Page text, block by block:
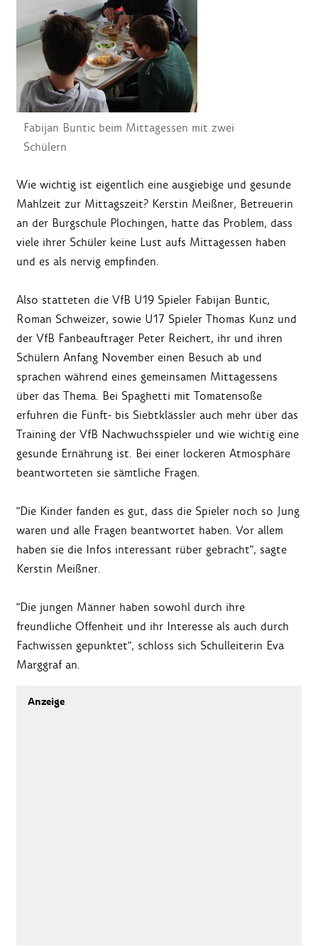
Fabijan Buntic beim Mittagessen mit zwei
Schülern
Wie wichtig ist eigentlich eine ausgiebige und gesunde
Mahlzeit zur Mittagszeit? Kerstin Meißner, Betreuerin
an der Burgschule Plochingen, hatte das Problem, dass
viele ihrer Schüler keine Lust aufs Mittagessen haben
und es als nervig empfinden.
Also statteten die VfB U19 Spieler Fabijan Buntic,
Roman Schweizer, sowie U17 Spieler Thomas Kunz und
der VfB Fanbeauftrager Peter Reichert, ihr und ihren
Schülern Anfang November einen Besuch ab und
sprachen während eines gemeinsamen Mittagessens
über das Thema. Bei Spaghetti mit Tomatensoße
erfuhren die Fünft- bis Siebtklässler auch mehr über das
Training der VfB Nachwuchsspieler und wie wichtig eine
gesunde Ernährung ist. Bei einer lockeren Atmosphäre
beantworteten sie sämtliche Fragen.
"Die Kinder fanden es gut, dass die Spieler noch so Jung
waren und alle Fragen beantwortet haben. Vor allem
haben sie die Infos interessant rüber gebracht", sagte
Kerstin Meißner.
"Die jungen Männer haben sowohl durch ihre
freundliche Offenheit und ihr Interesse als auch durch
Fachwissen gepunktet", schloss sich Schulleiterin Eva
Marggraf an.